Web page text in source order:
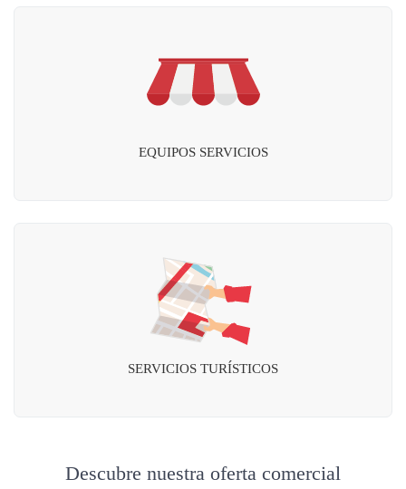
EQUIPOS SERVICIOS
SERVICIOS TURÍSTICOS
Descubre nuestra oferta comercial